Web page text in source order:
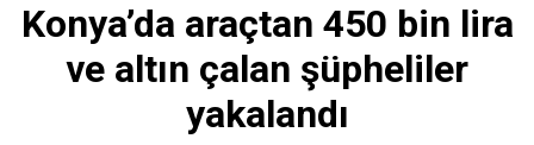
Konya’da araçtan 450 bin lira
ve altın çalan şüpheliler
yakalandı